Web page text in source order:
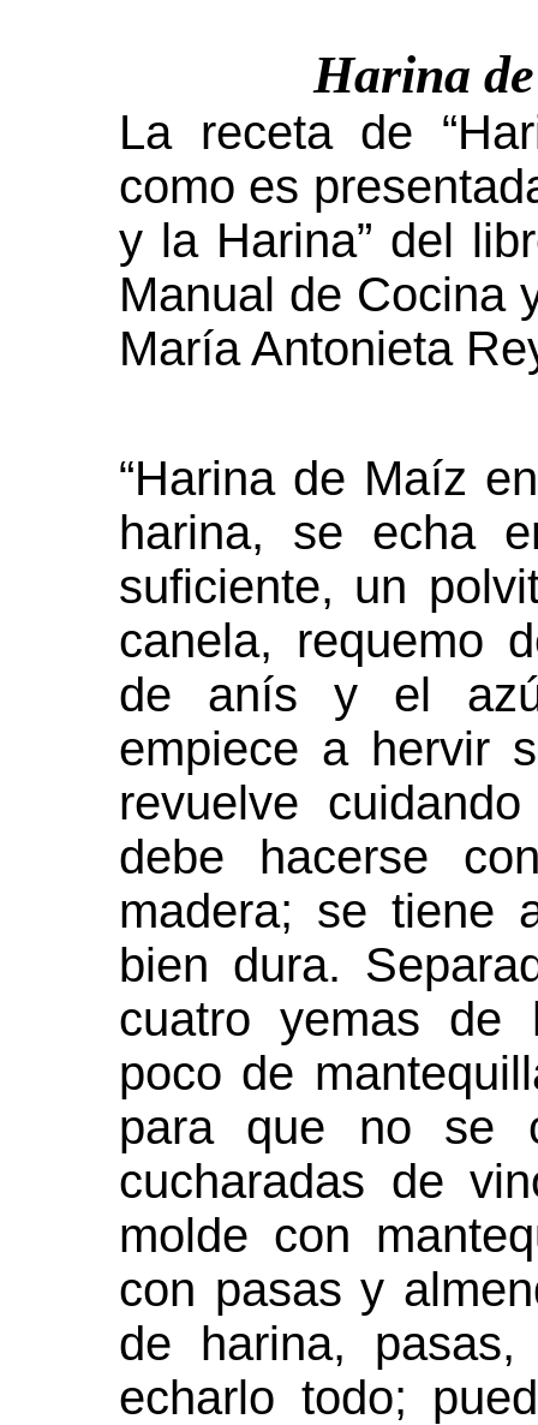
Harina
La receta de
como es
y la Harina” del
Manual de Cocina
María Antonieta
“Harina de Maíz
harina, se echa
suficiente, un
canela, requemo
de anís y el
empiece a hervir
revuelve
debe hacerse
madera; se tiene
bien dura.
cuatro yemas de
poco de
para que no se
cucharadas de
molde con
con pasas y
de harina,
echarlo todo;